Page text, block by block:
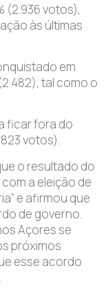
(2.936 votos),
às últimas
em
tal como o
ficar fora do
votos).
o resultado do
a eleição de
e afirmou que
de governo.
Açores se
próximos
esse acordo